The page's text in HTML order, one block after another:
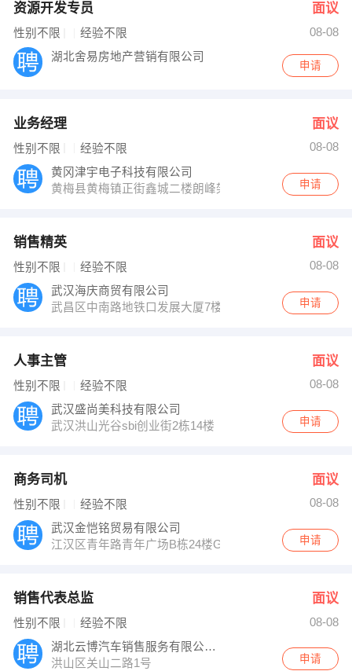
资源开发专员 面议
性别不限 经验不限
08-08
湖北舍易房地产营销有限公司
申请
业务经理 面议
性别不限 经验不限
08-08
黄冈津宇电子科技有限公司
黄梅县黄梅镇正街鑫城二楼朗峰架子鼓隔壁
申请
销售精英 面议
性别不限 经验不限
08-08
武汉海庆商贸有限公司
武昌区中南路地铁口发展大厦7楼702湖北省人才中心楼上
申请
人事主管 面议
性别不限 经验不限
08-08
武汉盛尚美科技有限公司
武汉洪山光谷sbi创业街2栋14楼
申请
商务司机 面议
性别不限 经验不限
08-08
武汉金恺铭贸易有限公司
江汉区青年路青年广场B栋24楼G室
申请
销售代表总监 面议
性别不限 经验不限
08-08
湖北云博汽车销售服务有限公司武汉分公司
洪山区关山二路1号
申请